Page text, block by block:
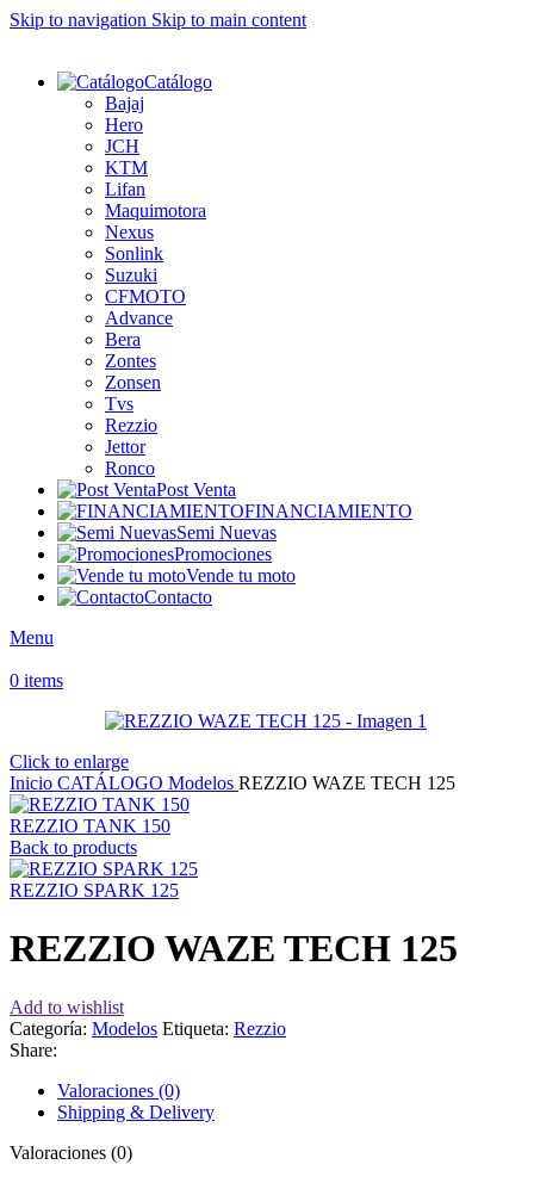
Skip to navigation Skip to main content
Catálogo
Bajaj
Hero
JCH
KTM
Lifan
Maquimotora
Nexus
Sonlink
Suzuki
CFMOTO
Advance
Bera
Zontes
Zonsen
Tvs
Rezzio
Jettor
Ronco
Post Venta
FINANCIAMIENTO
Semi Nuevas
Promociones
Vende tu moto
Contacto
Menu
0 items
Click to enlarge
Inicio CATÁLOGO Modelos REZZIO WAZE TECH 125
REZZIO TANK 150
Back to products
REZZIO SPARK 125
REZZIO WAZE TECH 125
Add to wishlist
Categoría: Modelos Etiqueta: Rezzio
Share:
Valoraciones (0)
Shipping & Delivery
Valoraciones (0)